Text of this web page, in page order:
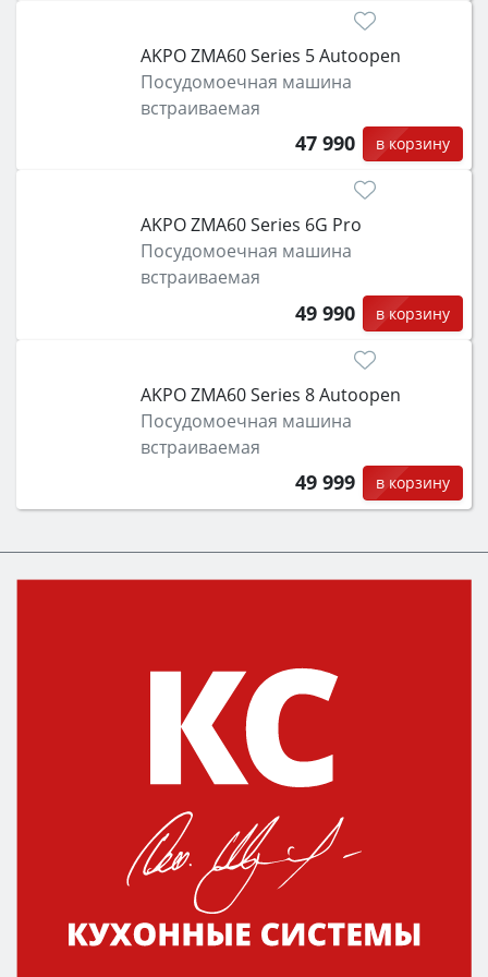
AKPO ZMA60 Series 5 Autoopen
Посудомоечная машина
встраиваемая
47 990 в корзину
AKPO ZMA60 Series 6G Pro
Посудомоечная машина
встраиваемая
49 990 в корзину
AKPO ZMA60 Series 8 Autoopen
Посудомоечная машина
встраиваемая
49 999 в корзину